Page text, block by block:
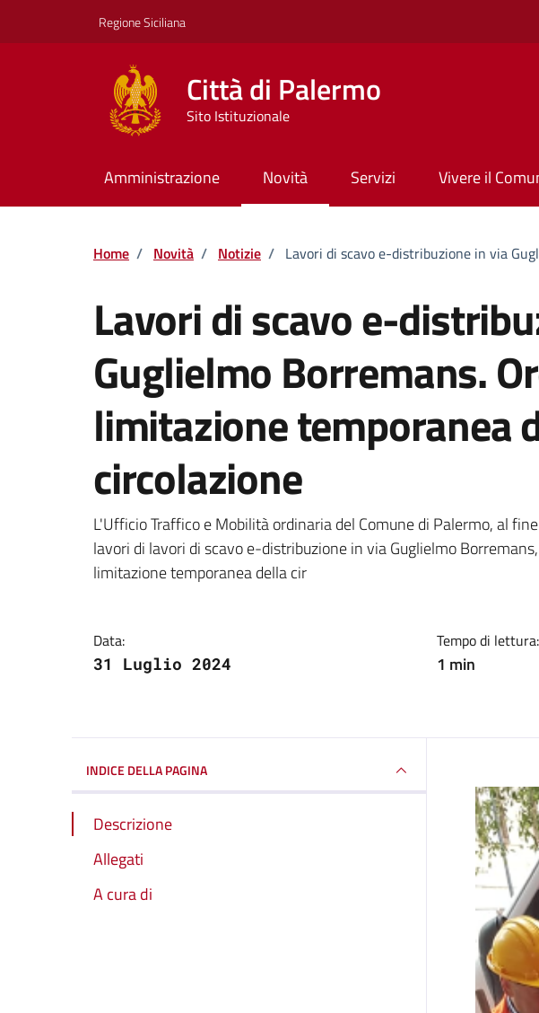
Regione Siciliana
Città di Palermo
Sito Istituzionale
Amministrazione Novità Servizi Vivere il
Home / Novità / Notizie / Lavori di scavo e-distribuzione in via
Lavori di scavo e-
Guglielmo Borremans.
limitazione temporanea
circolazione
Dettagli della notizia
L'Ufficio Traffico e Mobilità ordinaria del Comune di Palermo, al
lavori di lavori di scavo e-distribuzione in via Guglielmo
limitazione temporanea della cir
Data:
31 Luglio 2024
Tempo di lettura:
1 min
INDICE DELLA PAGINA
Descrizione
Allegati
A cura di